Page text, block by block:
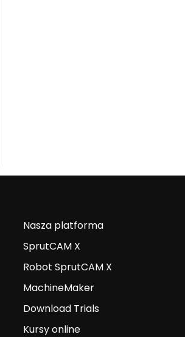
Nasza platforma
SprutCAM X
Robot SprutCAM X
MachineMaker
Download Trials
Kursy online